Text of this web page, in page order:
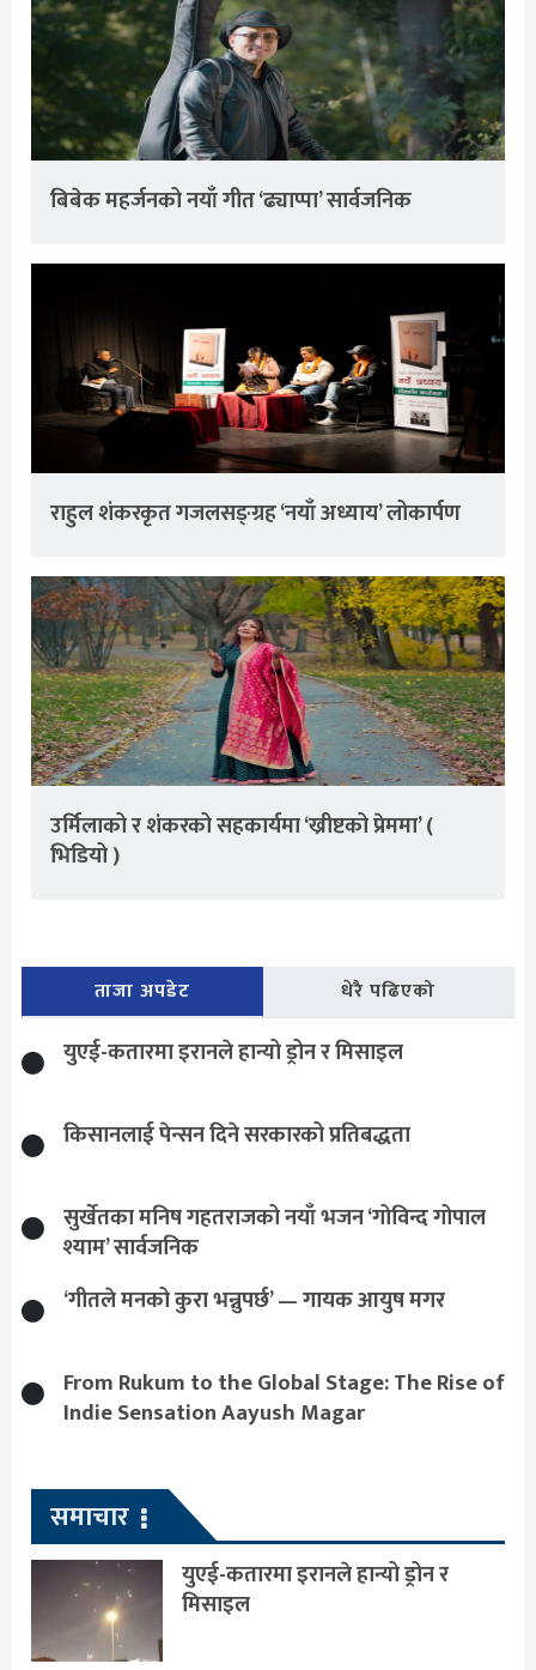
बिबेक महर्जनको नयाँ गीत ‘ढ्याप्पा’ सार्वजनिक
राहुल शंकरकृत गजलसङ्ग्रह ‘नयाँ अध्याय’ लोकार्पण
उर्मिलाको र शंकरको सहकार्यमा ‘ख्रीष्टको प्रेममा’ (
भिडियो )
ताजा अपडेट धेरै पढिएको
युएई-कतारमा इरानले हान्यो ड्रोन र मिसाइल
किसानलाई पेन्सन दिने सरकारको प्रतिबद्धता
सुर्खेतका मनिष गहतराजको नयाँ भजन ‘गोविन्द गोपाल
श्याम’ सार्वजनिक
‘गीतले मनको कुरा भन्नुपर्छ’ — गायक आयुष मगर
From Rukum to the Global Stage: The Rise of
Indie Sensation Aayush Magar
समाचार
युएई-कतारमा इरानले हान्यो ड्रोन र
मिसाइल